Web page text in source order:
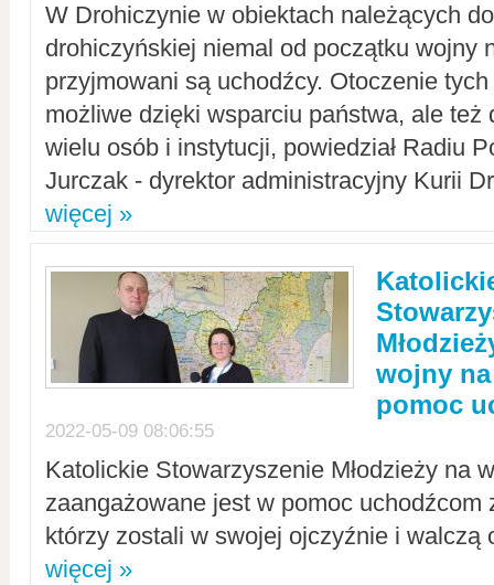
W Drohiczynie w obiektach należących
drohiczyńskiej niemal od początku wojny
przyjmowani są uchodźcy. Otoczenie
możliwe dzięki wsparciu państwa, ale też
wielu osób i instytucji, powiedział Radiu
Jurczak - dyrektor administracyjny Kurii
więcej »
wojny
pomoc
2022-05-09 08:06:55
Katolickie Stowarzyszenie Młodzieży na
zaangażowane jest w pomoc uchodźcom
którzy zostali w swojej ojczyźnie i walczą
więcej »